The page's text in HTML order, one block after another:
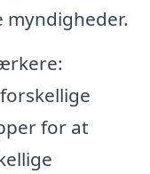
myndigheder.
for at